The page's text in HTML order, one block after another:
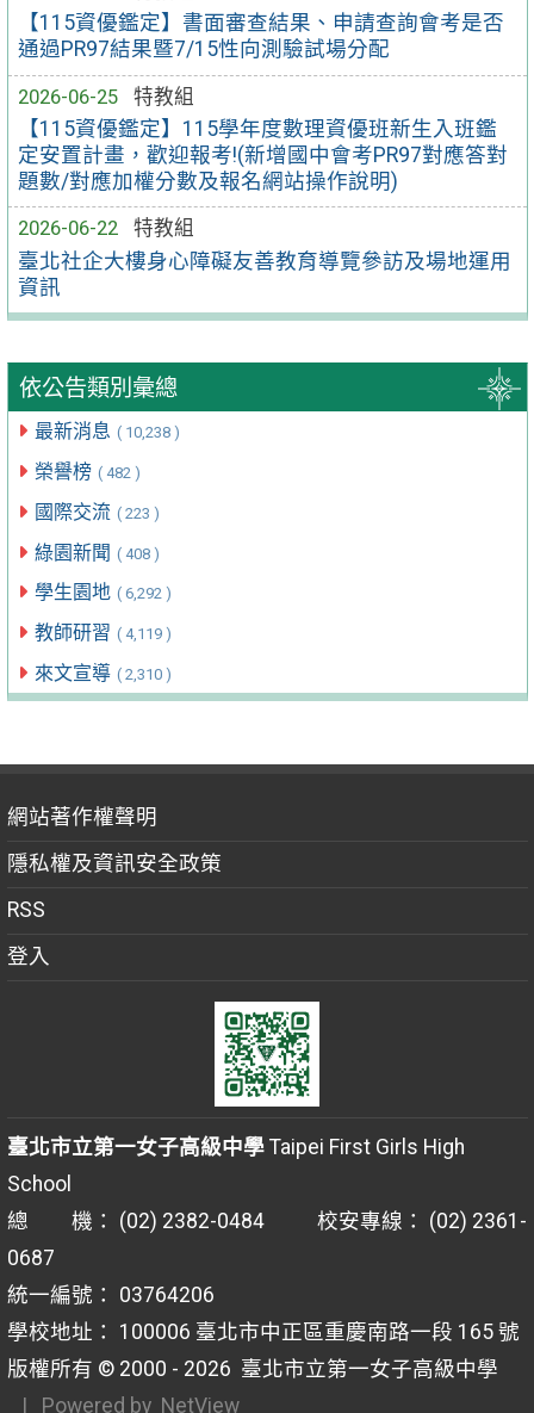
【115資優鑑定】書面審查結果、申請查詢會考是否
通過PR97結果暨7/15性向測驗試場分配
2026-06-25
特教組
【115資優鑑定】115學年度數理資優班新生入班鑑
定安置計畫，歡迎報考!(新增國中會考PR97對應答對
題數/對應加權分數及報名網站操作說明)
2026-06-22
特教組
臺北社企大樓身心障礙友善教育導覽參訪及場地運用
資訊
依公告類別彙總
最新消息 ( 10,238 )
榮譽榜 ( 482 )
國際交流 ( 223 )
綠園新聞 ( 408 )
學生園地 ( 6,292 )
教師研習 ( 4,119 )
來文宣導 ( 2,310 )
網站著作權聲明
隱私權及資訊安全政策
RSS
登入
臺北市立第一女子高級中學Taipei First Girls High
School
總 機： (02) 2382-0484 校安專線： (02) 2361-
0687
統一編號： 03764206
學校地址： 100006 臺北市中正區重慶南路一段 165 號
版權所有 © 2000 - 2026 臺北市立第一女子高級中學
| Powered by NetView